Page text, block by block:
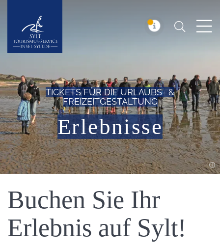
Insel Sylt Suchen
TICKETS FÜR DIE URLAUBS- &
FREIZEITGESTALTUNG
Erlebnisse
Einleitung
Buchen Sie Ihr
Erlebnis auf Sylt!